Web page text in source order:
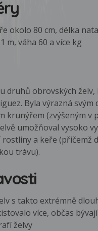
okolo 80 cm, délka
m, váha 60 a více kg
druhů obrovských
Byla výrazná svým
krunýřem (zvýšeným v
umožňoval vysoko
rostliny a keře (přičemž
trávu).
s takto extrémně
více, občas
želvy